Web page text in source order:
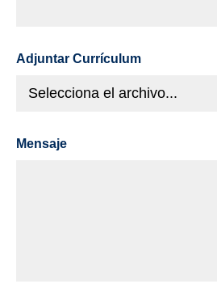
Adjuntar Currículum
Selecciona el archivo...
Mensaje